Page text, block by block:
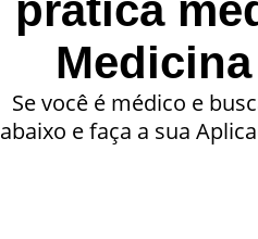
prática
Se você é médico e
abaixo e faça a sua